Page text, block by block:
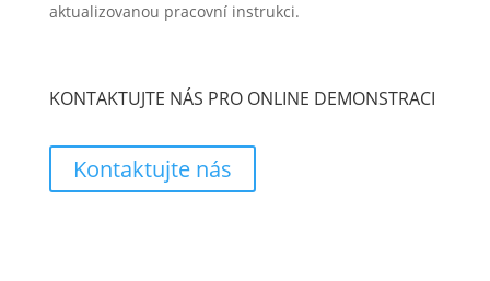
aktualizovanou pracovní instrukci.
KONTAKTUJTE NÁS PRO ONLINE DEMONSTRACI
Kontaktujte nás